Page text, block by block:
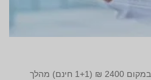
מדרסים מאוחדת 750 ₪ בלבד במקום 2400 ₪ (1+1 חינם) מהלך